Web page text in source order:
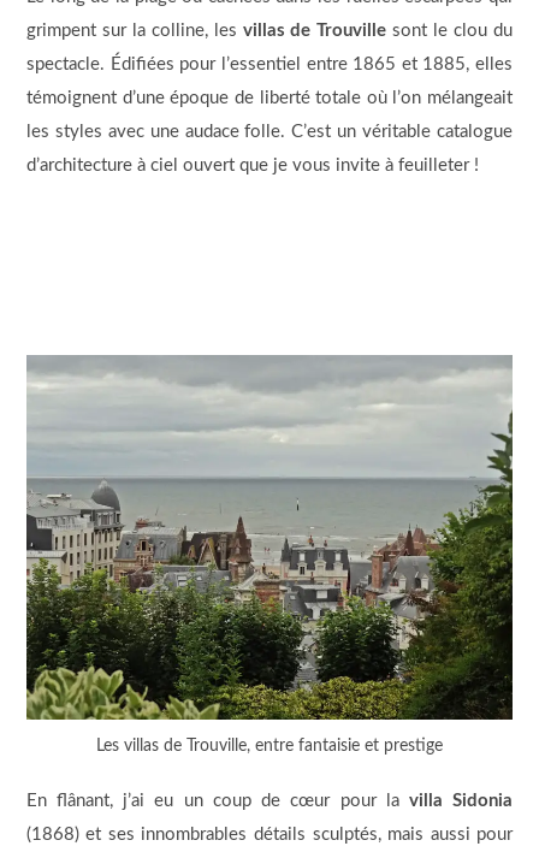
grimpent sur la colline, les villas de Trouville sont le clou du
spectacle. Édifiées pour l’essentiel entre 1865 et 1885, elles
témoignent d’une époque de liberté totale où l’on mélangeait
les styles avec une audace folle. C’est un véritable catalogue
d’architecture à ciel ouvert que je vous invite à feuilleter !
Les villas de Trouville, entre fantaisie et prestige
En flânant, j’ai eu un coup de cœur pour la villa Sidonia
(1868) et ses innombrables détails sculptés, mais aussi pour